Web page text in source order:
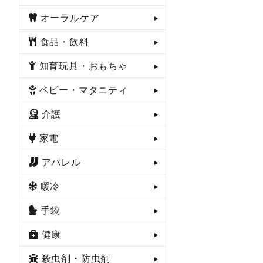
オーラルケア
食品・飲料
知育玩具・おもちゃ
ベビー・マタニティ
介護
家電
アパレル
暖冷
手袋
健康
殺虫剤・防虫剤